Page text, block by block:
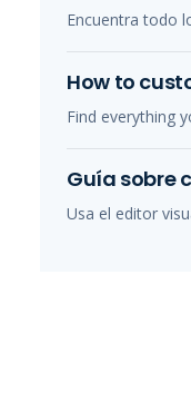
Encuentra todo
How to
Find everything
Guía sobre
Usa el editor